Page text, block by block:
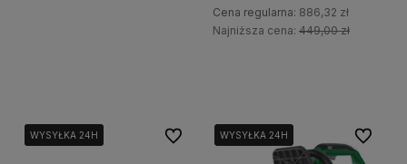
Cena regularna: 886,32 zł
Najniższa cena: 449,00 zł
WYSYŁKA 24H
WYSYŁKA 24H
WYSYŁKA 24H Do ulubionychWYSYŁKA 24H
WYSYŁKA 24H Do